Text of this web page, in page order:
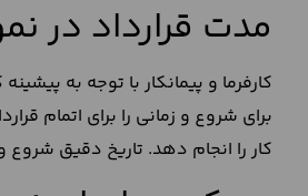
مدت قرارداد در
کارفرما و پیمانکار با توجه به
برای شروع و زمانی را برای اتمام
کار را انجام دهد. تاریخ دقیق شروع